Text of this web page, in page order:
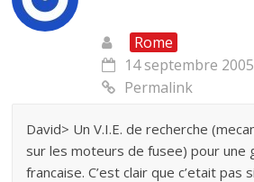
Rome
14 septembre
Permalink
David> Un V.I.E. de recherche
sur les moteurs de fusee) pour une
francaise. C’est clair que c’etait pas